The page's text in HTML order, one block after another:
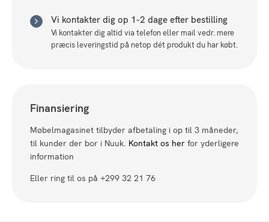
Vi kontakter dig op 1-2 dage efter bestilling
Vi kontakter dig altid via telefon eller mail vedr. mere
præcis leveringstid på netop dét produkt du har købt.
Finansiering
Møbelmagasinet tilbyder afbetaling i op til 3 måneder,
til kunder der bor i Nuuk. Kontakt os her for yderligere
information
Eller ring til os på +299 32 21 76